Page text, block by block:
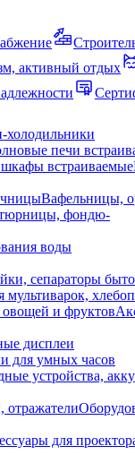
активный отдых
печи
встраиваемые
Вафельницы,
фондю-
воды
сепараторы
мультиварок,
и фруктов
дисплеи
для умных часов
устройства,
отражатели
для